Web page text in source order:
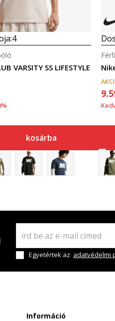
4
VARSITY SS LIFESTYLE
%
kosárba
Egyetértek az adatvédelmi
Információ